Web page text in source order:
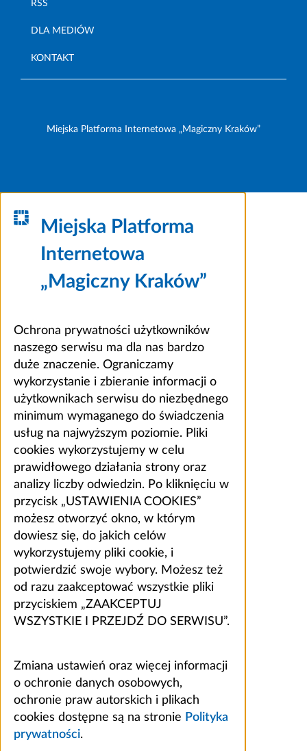
RSS
DLA MEDIÓW
KONTAKT
Miejska Platforma Internetowa „Magiczny Kraków”
Miejska Platforma
Internetowa
„Magiczny Kraków”
Ochrona prywatności użytkowników
naszego serwisu ma dla nas bardzo
duże znaczenie. Ograniczamy
wykorzystanie i zbieranie informacji o
użytkownikach serwisu do niezbędnego
minimum wymaganego do świadczenia
usług na najwyższym poziomie. Pliki
cookies wykorzystujemy w celu
prawidłowego działania strony oraz
analizy liczby odwiedzin. Po kliknięciu w
przycisk „USTAWIENIA COOKIES”
możesz otworzyć okno, w którym
dowiesz się, do jakich celów
wykorzystujemy pliki cookie, i
potwierdzić swoje wybory. Możesz też
od razu zaakceptować wszystkie pliki
przyciskiem „ZAAKCEPTUJ
WSZYSTKIE I PRZEJDŹ DO SERWISU”.
Zmiana ustawień oraz więcej informacji
o ochronie danych osobowych,
ochronie praw autorskich i plikach
cookies dostępne są na stronie Polityka
prywatności.